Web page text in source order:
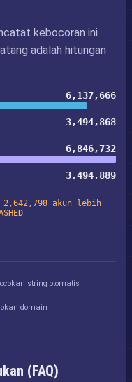
kebocoran ini
adalah hitungan
6,137,666
3,494,868
6,846,732
3,494,889
2,642,798 akun lebih
string otomatis
domain
(FAQ)